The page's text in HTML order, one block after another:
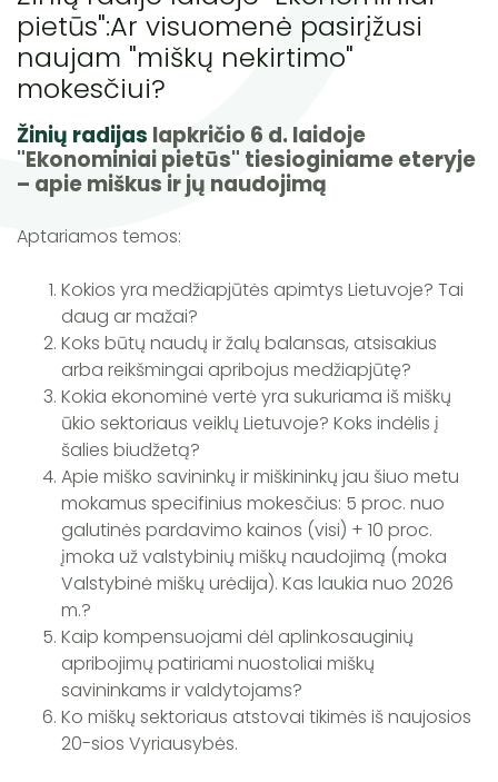
pietūs":Ar visuomenė pasirįžusi
naujam "miškų nekirtimo"
mokesčiui?
Žinių radijas lapkričio 6 d. laidoje
"Ekonominiai pietūs" tiesioginiame eteryje
– apie miškus ir jų naudojimą
Aptariamos temos:
Kokios yra medžiapjūtės apimtys Lietuvoje? Tai
daug ar mažai?
Koks būtų naudų ir žalų balansas, atsisakius
arba reikšmingai apribojus medžiapjūtę?
Kokia ekonominė vertė yra sukuriama iš miškų
ūkio sektoriaus veiklų Lietuvoje? Koks indėlis į
šalies biudžetą?
Apie miško savininkų ir miškininkų jau šiuo metu
mokamus specifinius mokesčius: 5 proc. nuo
galutinės pardavimo kainos (visi) + 10 proc.
įmoka už valstybinių miškų naudojimą (moka
Valstybinė miškų urėdija). Kas laukia nuo 2026
m.?
Kaip kompensuojami dėl aplinkosauginių
apribojimų patiriami nuostoliai miškų
savininkams ir valdytojams?
Ko miškų sektoriaus atstovai tikimės iš naujosios
20-sios Vyriausybės.